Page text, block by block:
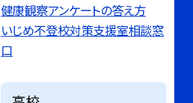
健康観察アンケートの答え方
いじめ不登校対策支援室相談窓
口